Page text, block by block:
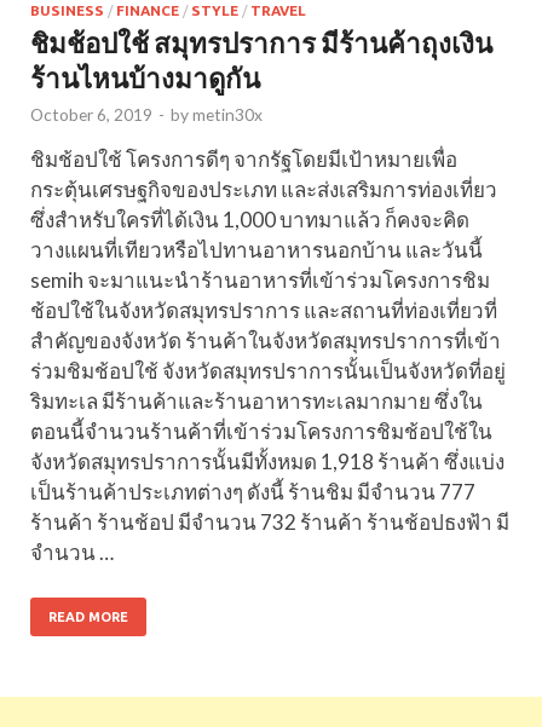
BUSINESS / FINANCE / STYLE / TRAVEL
ชิมช้อปใช้ สมุทรปราการ มีร้านค้าถุงเงิน
ร้านไหนบ้างมาดูกัน
October 6, 2019 - bymetin30x
ชิมช้อปใช้ โครงการดีๆ จากรัฐโดยมีเป้าหมายเพื่อ
กระตุ้นเศรษฐกิจของประเภท และส่งเสริมการท่องเที่ยว
ซึ่งสำหรับใครที่ได้เงิน 1,000 บาทมาแล้ว ก็คงจะคิด
วางแผนที่เทียวหรือไปทานอาหารนอกบ้าน และวันนี้
semih จะมาแนะนำร้านอาหารที่เข้าร่วมโครงการชิม
ช้อปใช้ในจังหวัดสมุทรปราการ และสถานที่ท่องเที่ยวที่
สำคัญของจังหวัด ร้านค้าในจังหวัดสมุทรปราการที่เข้า
ร่วมชิมช้อปใช้ จังหวัดสมุทรปราการนั้นเป็นจังหวัดที่อยู่
ริมทะเล มีร้านค้าและร้านอาหารทะเลมากมาย ซึ่งใน
ตอนนี้จำนวนร้านค้าที่เข้าร่วมโครงการชิมช้อปใช้ใน
จังหวัดสมุทรปราการนั้นมีทั้งหมด 1,918 ร้านค้า ซึ่งแบ่ง
เป็นร้านค้าประเภทต่างๆ ดังนี้ ร้านชิม มีจำนวน 777
ร้านค้า ร้านช้อป มีจำนวน 732 ร้านค้า ร้านช้อปธงฟ้า มี
จำนวน …
READ MORE